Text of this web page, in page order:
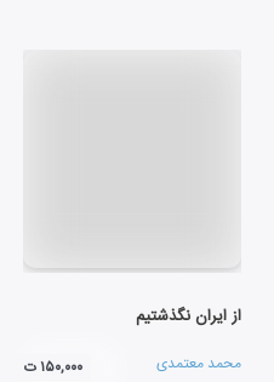
از ایران نگذشتیم
محمد معتمدی ۱۵۰,۰۰۰ ت